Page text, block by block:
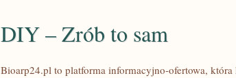
DIY – Zrób to sam
Bioarp24.pl to platforma informacyjno-ofertowa, która